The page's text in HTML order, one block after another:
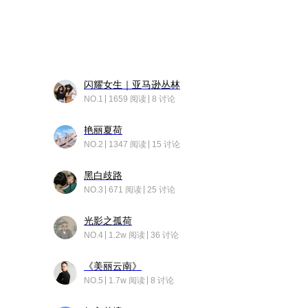
闪耀女生｜亚马逊丛林
NO.1 1659 阅读 8 讨论
艳丽夏荷
NO.2 1347 阅读 15 讨论
黑白歧路
NO.3 671 阅读 25 讨论
光影之孤荷
NO.4 1.2w 阅读 36 讨论
《美丽云南》
NO.5 1.7w 阅读 8 讨论